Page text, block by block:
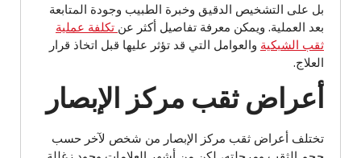
بل على التشخيص الدقيق وخبرة الطبيب وجودة المتابعة
بعد العملية. ويمكن معرفة تفاصيل أكثر عن تكلفة عملية
ثقب الشبكية والعوامل التي قد تؤثر عليها قبل اتخاذ قرار
العلاج.
أعراض ثقب مركز الإبصار
تختلف أعراض ثقب مركز الإبصار من شخص لآخر حسب